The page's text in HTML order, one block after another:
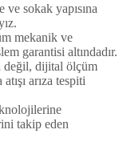
sokak yapısına
mekanik ve
garantisi altındadır.
değil, dijital ölçüm
arıza tespiti
takip eden